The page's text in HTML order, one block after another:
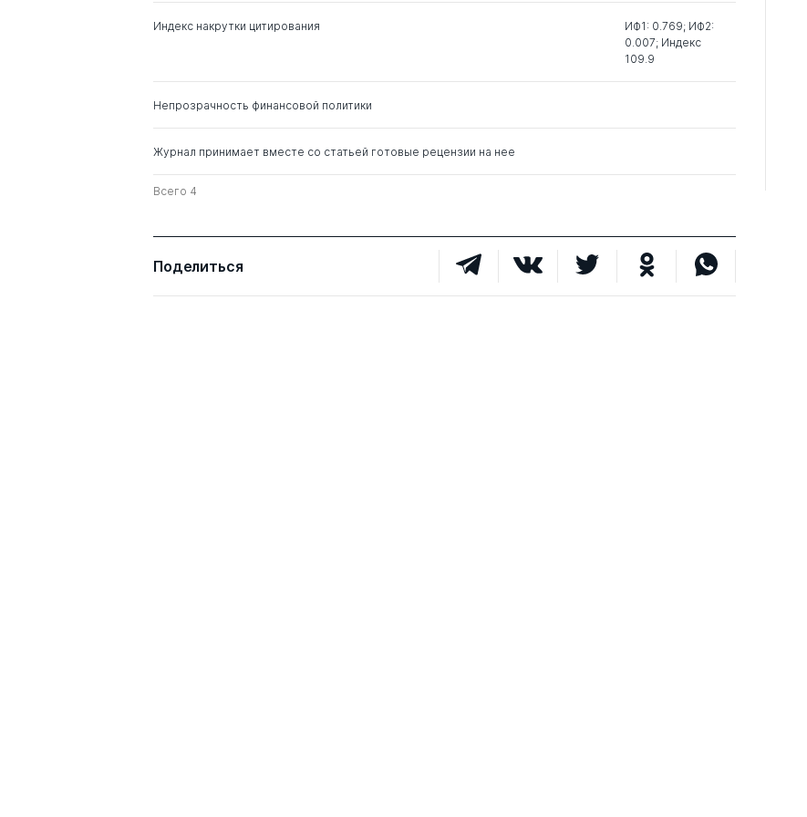
Дмитриевна
1
Пусько Виталий
Станиславович
Ирхин Юрий Васильевич д. филос.н. 0 3 1
Индекс накрутки цитирования
ИФ1: 0.769; ИФ2:
0.007; Индекс
109.9
Непрозрачность финансовой политики
Журнал принимает вместе со статьей готовые рецензии на нее
Всего 4
Поделиться